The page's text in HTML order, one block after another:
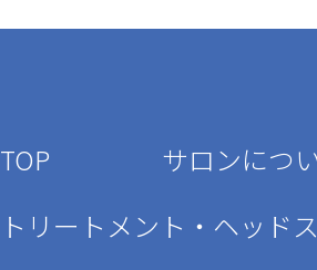
TOP
サロンにつ
トリートメント・ヘッド